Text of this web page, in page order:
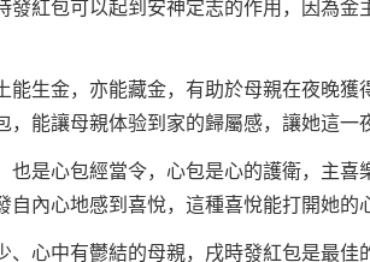
發紅包可以起到安神定志的作用，因為金
能生金，亦能藏金，有助於母親在夜晚獲
，能讓母親体验到家的歸屬感，讓她這一
也是心包經當令，心包是心的護衛，主喜
內心地感到喜悅，這種喜悅能打開她的
、心中有鬱結的母親，戌時發紅包是最佳